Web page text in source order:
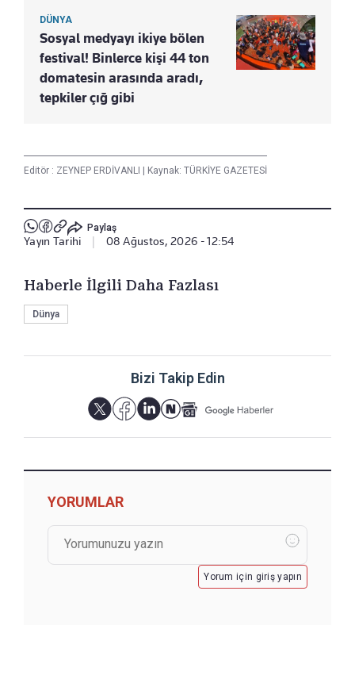
DÜNYA
Sosyal medyayı ikiye bölen
festival! Binlerce kişi 44 ton
domatesin arasında aradı,
tepkiler çığ gibi
Editör : ZEYNEP ERDİVANLI Kaynak: TÜRKİYE GAZETESİ
Paylaş
Yayın Tarihi 08 Ağustos, 2026 - 12:54
Haberle İlgili Daha Fazlası
Dünya
Bizi Takip Edin
YORUMLAR
Yorum için giriş yapın